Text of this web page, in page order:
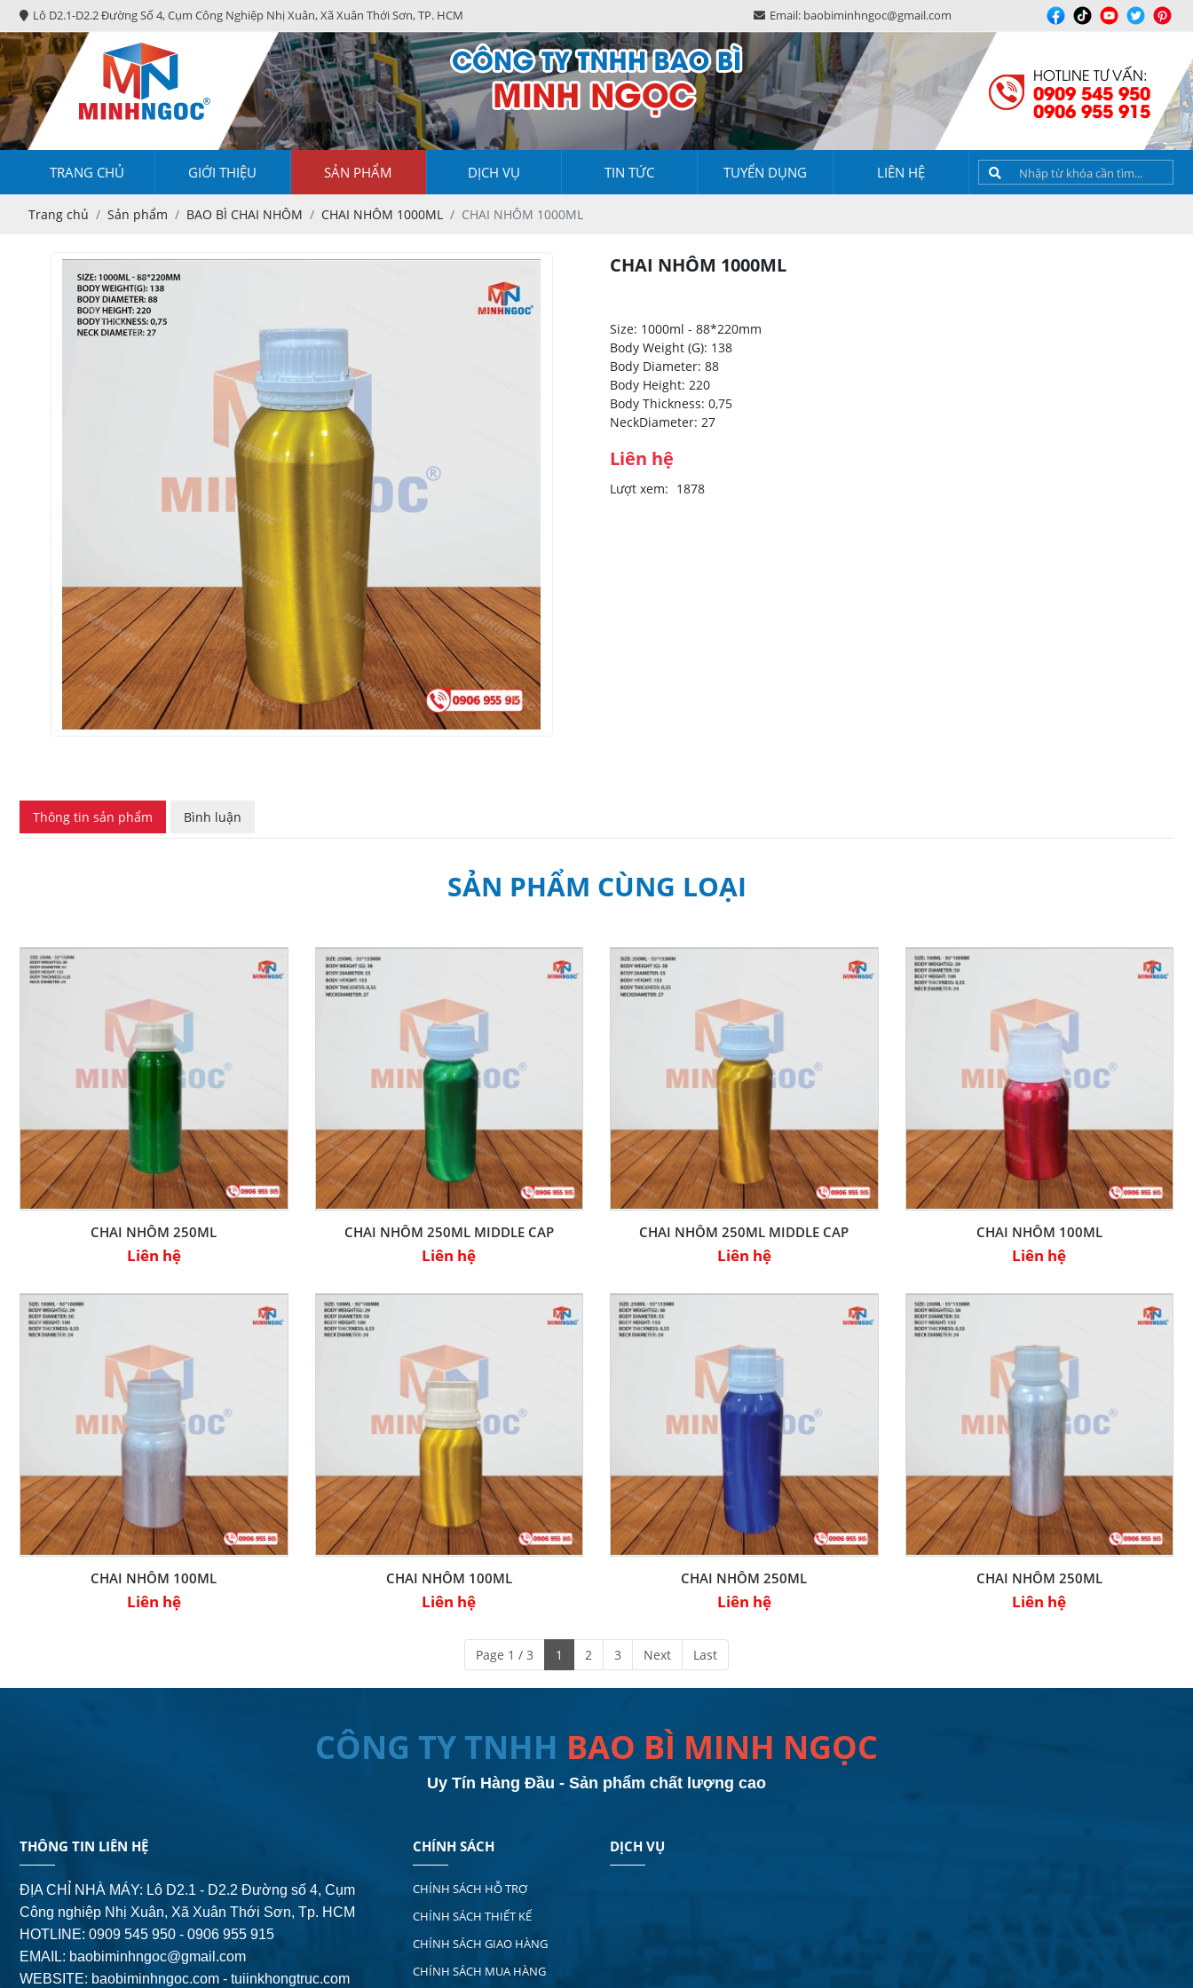
Lô D2.1-D2.2 Đường Số 4, Cụm Công Nghiệp Nhị Xuân, Xã Xuân Thới Sơn, TP. HCM Email: baobiminhngoc@gmail.com
HOTLINE TƯ VẤN:
0909 545 950
0906 955 915
TRANG CHỦ GIỚI THIỆU SẢN PHẨM DỊCH VỤ TIN TỨC TUYỂN DỤNG LIÊN HỆ
Trang chủ Sản phẩm BAO BÌ CHAI NHÔM CHAI NHÔM 1000ML CHAI NHÔM 1000ML
CHAI NHÔM 1000ML
Size: 1000ml - 88*220mm
Body Weight (G): 138
Body Diameter: 88
Body Height: 220
Body Thickness: 0,75
NeckDiameter: 27
Liên hệ
Lượt xem: 1878
Thông tin sản phẩm Bình luận
SẢN PHẨM CÙNG LOẠI
CHAI NHÔM 250ML
Liên hệ
CHAI NHÔM 250ML MIDDLE CAP
Liên hệ
CHAI NHÔM 250ML MIDDLE CAP
Liên hệ
CHAI NHÔM 100ML
Liên hệ
CHAI NHÔM 100ML
Liên hệ
CHAI NHÔM 100ML
Liên hệ
CHAI NHÔM 250ML
Liên hệ
CHAI NHÔM 250ML
Liên hệ
Page 1 / 3 1 2 3 Next Last
CÔNG TY TNHH BAO BÌ MINH NGỌC
Uy Tín Hàng Đầu - Sản phẩm chất lượng cao
THÔNG TIN LIÊN HỆ
ĐỊA CHỈ NHÀ MÁY: Lô D2.1 - D2.2 Đường số 4, Cụm
Công nghiệp Nhị Xuân, Xã Xuân Thới Sơn, Tp. HCM
HOTLINE: 0909 545 950 - 0906 955 915
EMAIL: baobiminhngoc@gmail.com
WEBSITE: baobiminhngoc.com - tuiinkhongtruc.com
CHÍNH SÁCH
CHÍNH SÁCH HỖ TRỢ
CHÍNH SÁCH THIẾT KẾ
CHÍNH SÁCH GIAO HÀNG
CHÍNH SÁCH MUA HÀNG
DỊCH VỤ